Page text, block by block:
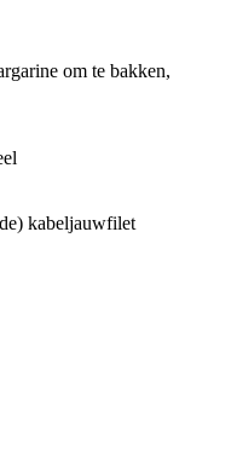
om te bakken,
kabeljauwfilet